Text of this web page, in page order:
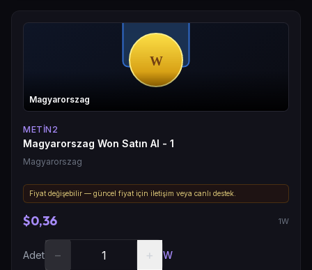
Magyarorszag
METIN2
Magyarorszag Won Satın Al - 1
Magyarorszag
Fiyat değişebilir — güncel fiyat için iletişim veya canlı destek.
$0,36 1W
Adet − + W